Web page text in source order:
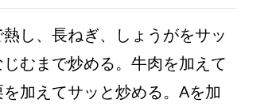
し、長ねぎ、しょうがをサッ
むまで炒める。牛肉を加えて
加えてサッと炒める。Aを加